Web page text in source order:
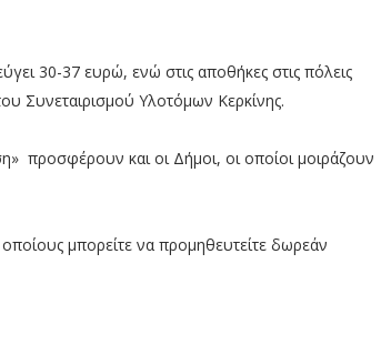
30-37 ευρώ, ενώ στις αποθήκες στις πόλεις
Συνεταιρισμού Υλοτόμων Κερκίνης.
προσφέρουν και οι Δήμοι, οι οποίοι μοιράζουν
μπορείτε να προμηθευτείτε δωρεάν